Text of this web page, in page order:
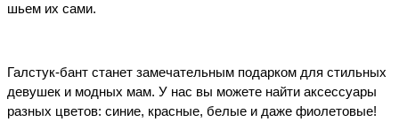
шьем их сами.
Галстук-бант станет замечательным подарком для стильных
девушек и модных мам. У нас вы можете найти аксессуары
разных цветов: синие, красные, белые и даже фиолетовые!